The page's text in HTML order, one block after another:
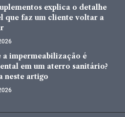
explica o detalhe
que faz um cliente voltar a
a impermeabilização é
em um aterro sanitário?
neste artigo